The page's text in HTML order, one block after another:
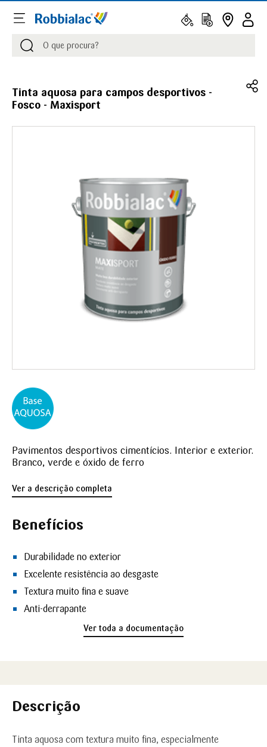
Procurar
Procurar
Tinta aquosa para campos desportivos -
Fosco - Maxisport
Pavimentos desportivos cimentícios. Interior e exterior.
Branco, verde e óxido de ferro
Ver a descrição completa
Benefícios
Durabilidade no exterior
Excelente resistência ao desgaste
Textura muito fina e suave
Anti-derrapante
Ver toda a documentação
Descrição
Tinta aquosa com textura muito fina, especialmente